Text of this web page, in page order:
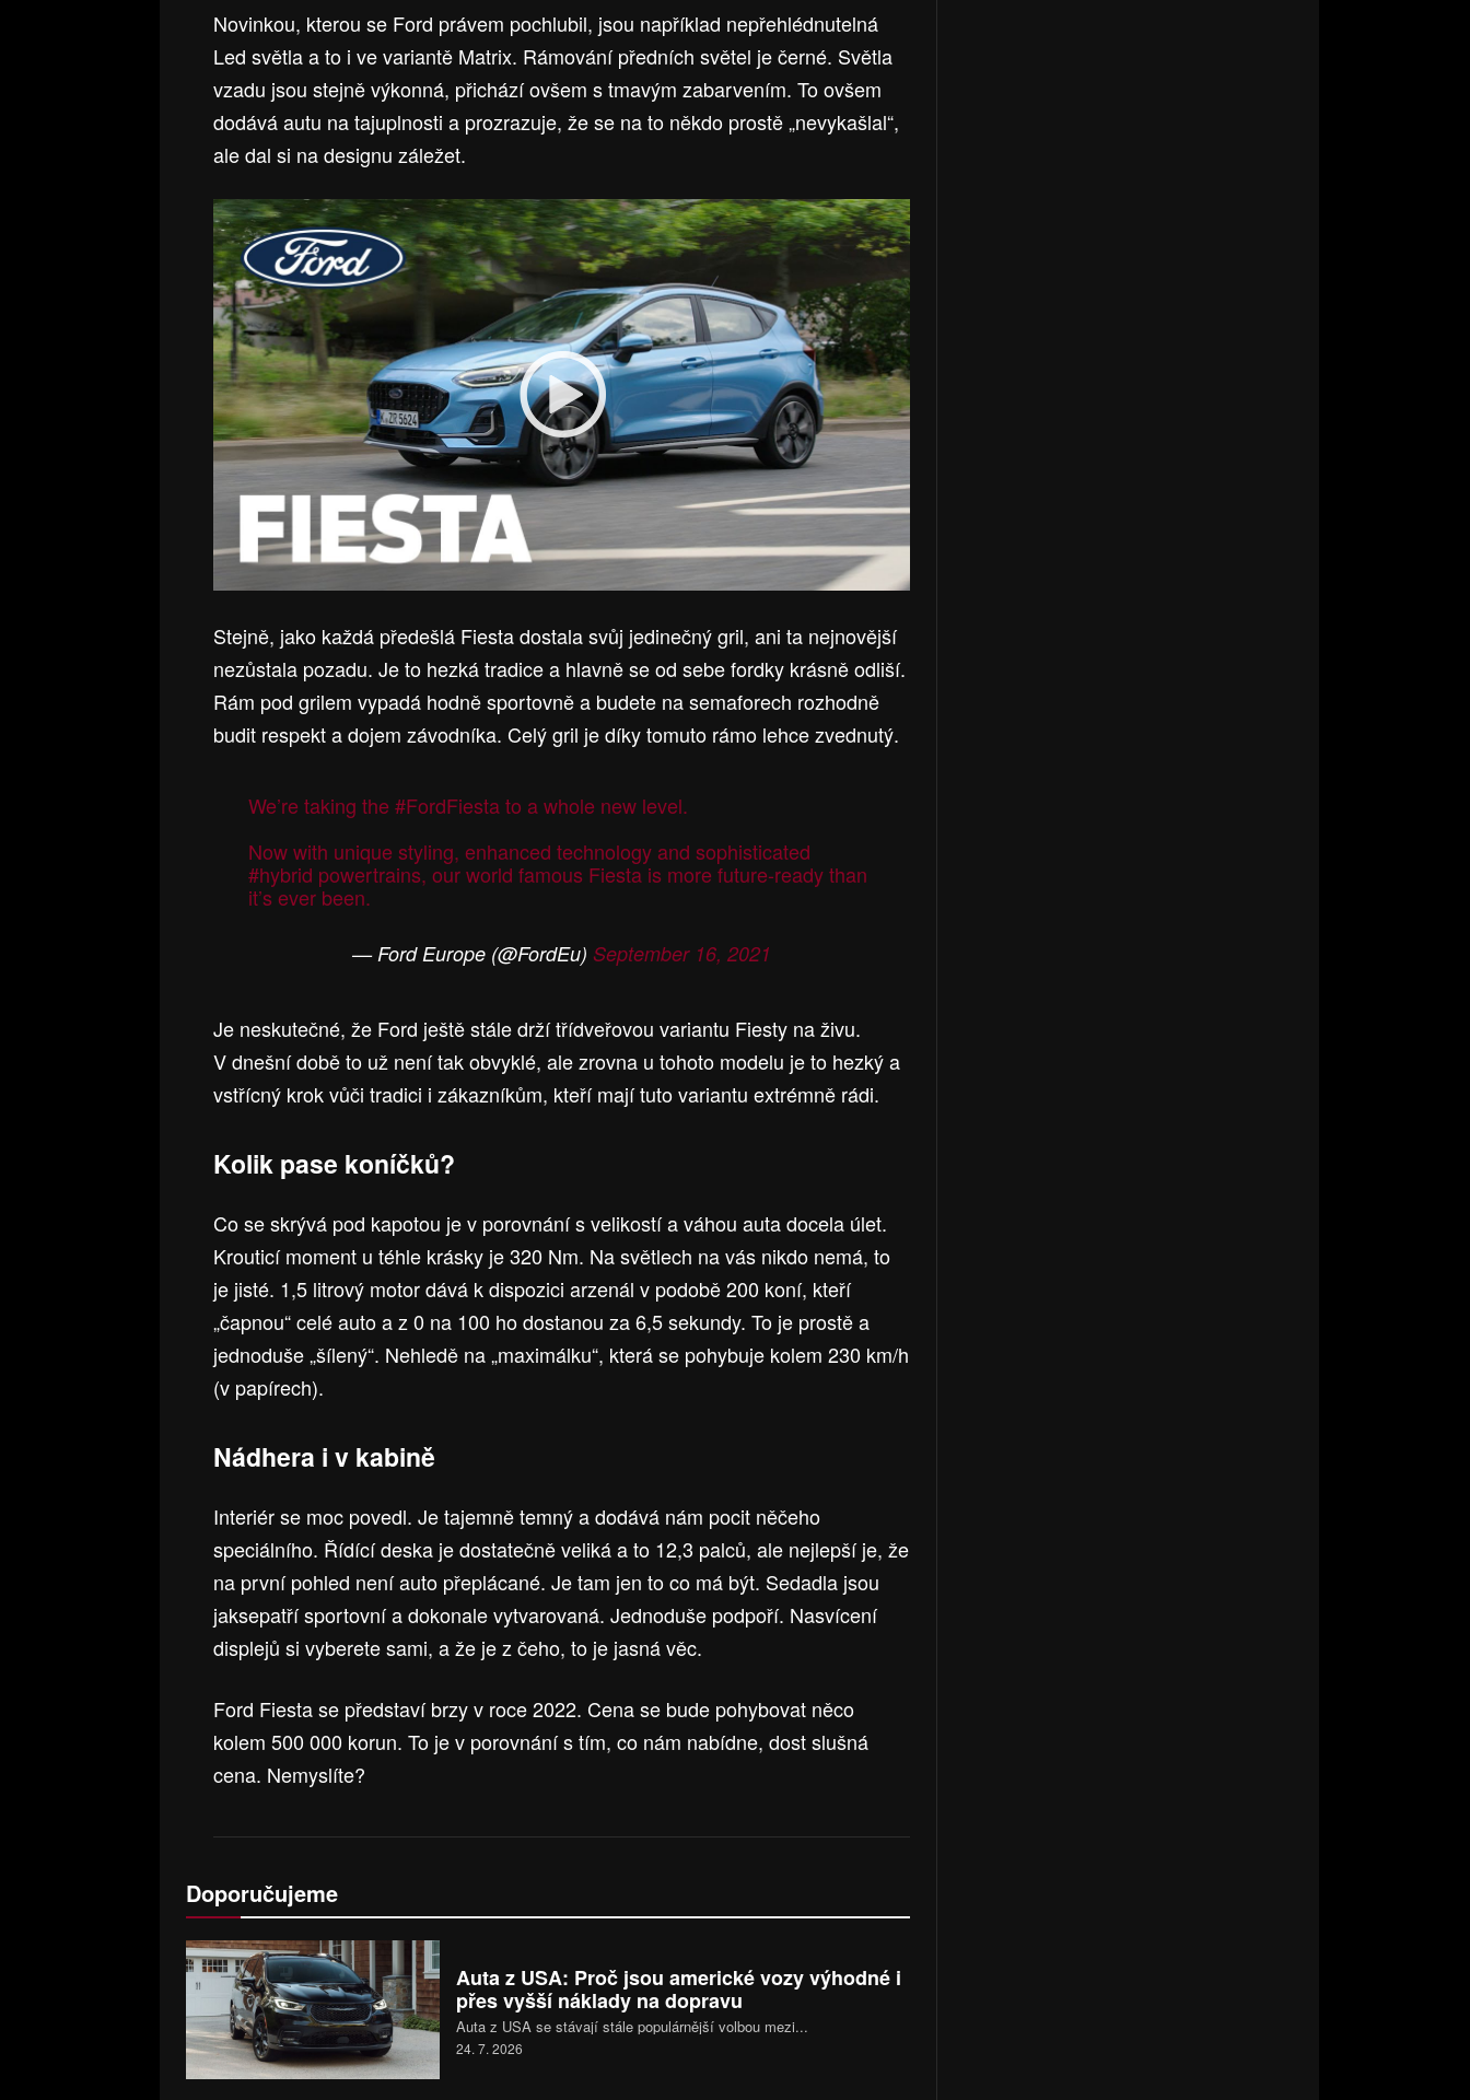
Novinkou, kterou se Ford právem pochlubil, jsou například nepřehlédnutelná
Led světla a to i ve variantě Matrix. Rámování předních světel je černé. Světla
vzadu jsou stejně výkonná, přichází ovšem s tmavým zabarvením. To ovšem
dodává autu na tajuplnosti a prozrazuje, že se na to někdo prostě „nevykašlal“,
ale dal si na designu záležet.
Stejně, jako každá předešlá Fiesta dostala svůj jedinečný gril, ani ta nejnovější
nezůstala pozadu. Je to hezká tradice a hlavně se od sebe fordky krásně odliší.
Rám pod grilem vypadá hodně sportovně a budete na semaforech rozhodně
budit respekt a dojem závodníka. Celý gril je díky tomuto rámo lehce zvednutý.
We’re taking the #FordFiestato a whole new level.
Now with unique styling, enhanced technology and sophisticated
#hybrid powertrains, our world famous Fiesta is more future-ready than
it’s ever been.
— Ford Europe (@FordEu)September 16, 2021
Je neskutečné, že Ford ještě stále drží třídveřovou variantu Fiesty na živu.
V dnešní době to už není tak obvyklé, ale zrovna u tohoto modelu je to hezký a
vstřícný krok vůči tradici i zákazníkům, kteří mají tuto variantu extrémně rádi.
Kolik pase koníčků?
Co se skrývá pod kapotou je v porovnání s velikostí a váhou auta docela úlet.
Krouticí moment u téhle krásky je 320 Nm. Na světlech na vás nikdo nemá, to
je jisté. 1,5 litrový motor dává k dispozici arzenál v podobě 200 koní, kteří
„čapnou“ celé auto a z 0 na 100 ho dostanou za 6,5 sekundy. To je prostě a
jednoduše „šílený“. Nehledě na „maximálku“, která se pohybuje kolem 230 km/h
(v papírech).
Nádhera i v kabině
Interiér se moc povedl. Je tajemně temný a dodává nám pocit něčeho
speciálního. Řídící deska je dostatečně veliká a to 12,3 palců, ale nejlepší je, že
na první pohled není auto přeplácané. Je tam jen to co má být. Sedadla jsou
jaksepatří sportovní a dokonale vytvarovaná. Jednoduše podpoří. Nasvícení
displejů si vyberete sami, a že je z čeho, to je jasná věc.
Ford Fiesta se představí brzy v roce 2022. Cena se bude pohybovat něco
kolem 500 000 korun. To je v porovnání s tím, co nám nabídne, dost slušná
cena. Nemyslíte?
Doporučujeme
Auta z USA: Proč jsou americké vozy výhodné i
přes vyšší náklady na dopravu
Auta z USA se stávají stále populárnější volbou mezi...
24. 7. 2026